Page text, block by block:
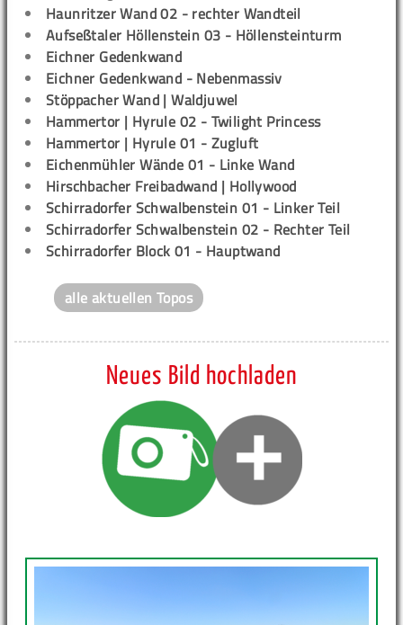
Haunritzer Wand 02 - rechter Wandteil
Aufseßtaler Höllenstein 03 - Höllensteinturm
Eichner Gedenkwand
Eichner Gedenkwand - Nebenmassiv
Stöppacher Wand | Waldjuwel
Hammertor | Hyrule 02 - Twilight Princess
Hammertor | Hyrule 01 - Zugluft
Eichenmühler Wände 01 - Linke Wand
Hirschbacher Freibadwand | Hollywood
Schirradorfer Schwalbenstein 01 - Linker Teil
Schirradorfer Schwalbenstein 02 - Rechter Teil
Schirradorfer Block 01 - Hauptwand
alle aktuellen Topos
Neues Bild hochladen